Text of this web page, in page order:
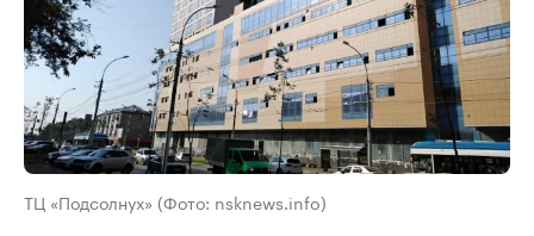
ТЦ «Подсолнух» (Фото: nsknews.info)